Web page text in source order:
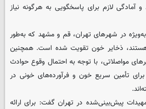
آمادگی لازم برای پاسخگویی به هرگونه نیاز
در شهرهای تهران، قم و مشهد که به‌طور
ذخایر خون تقویت شده است. همچنین
مواصلاتی، با توجه به احتمال وقوع حوادث
تأمین سریع خون و فرآورده‌های خونی در
پیش‌بینی‌شده در تهران گفت: برای ارائه